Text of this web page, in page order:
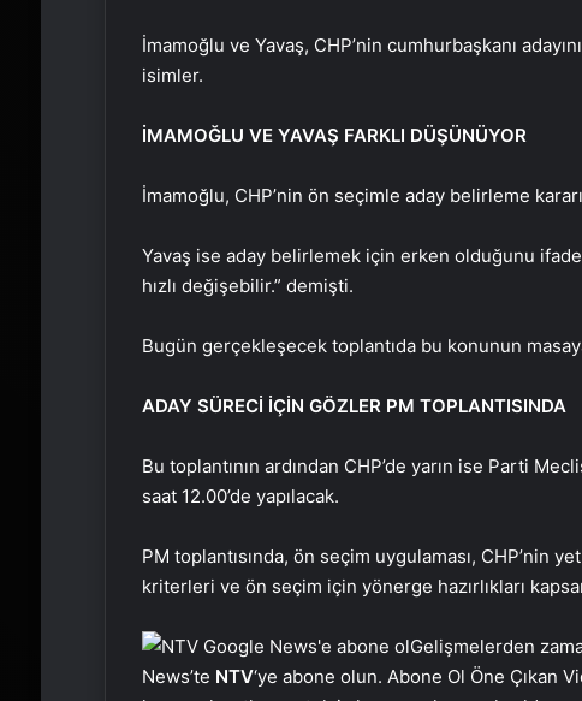
İmamoğlu ve Yavaş, CHP’nin cumhurbaşkanı
isimler.
İMAMOĞLU VE YAVAŞ FARKLI DÜŞÜNÜYOR
İmamoğlu, CHP’nin ön seçimle aday belirleme
Yavaş ise aday belirlemek için erken olduğunu
hızlı değişebilir.” demişti.
Bugün gerçekleşecek toplantıda bu konunun
ADAY SÜRECİ İÇİN GÖZLER PM TOPLANTISINDA
Bu toplantının ardından CHP’de yarın ise Parti
saat 12.00’de yapılacak.
PM toplantısında, ön seçim uygulaması, CHP’nin
kriterleri ve ön seçim için yönerge hazırlıkları
Gelişmelerden
News’te NTV‘ye abone olun. Abone Ol Öne Çıkan